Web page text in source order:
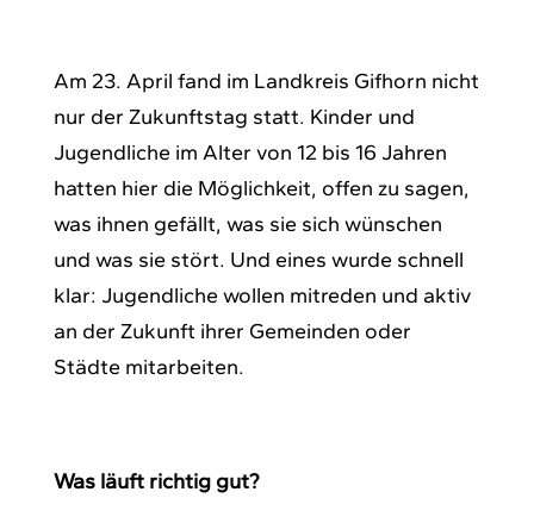
Am 23. April fand im Landkreis Gifhorn nicht
nur der Zukunftstag statt. Kinder und
Jugendliche im Alter von 12 bis 16 Jahren
hatten hier die Möglichkeit, offen zu sagen,
was ihnen gefällt, was sie sich wünschen
und was sie stört. Und eines wurde schnell
klar: Jugendliche wollen mitreden und aktiv
an der Zukunft ihrer Gemeinden oder
Städte mitarbeiten.
Was läuft richtig gut?